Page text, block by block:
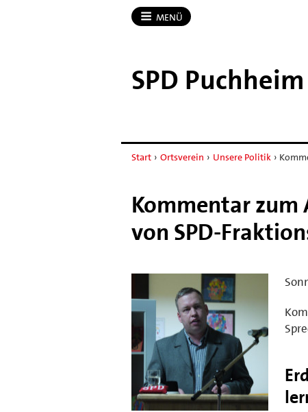
MENÜ
SPD Puchheim
Start › Ortsverein › Unsere Politik ›
Kommentar zum
von SPD-